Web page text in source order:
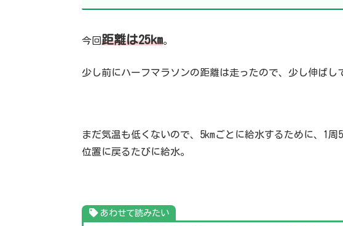
今回距離は25km。
少し前にハーフマラソンの距離は走ったので、少し伸ばし
まだ気温も低くないので、5kmごとに給水するために、1周
位置に戻るたびに給水。
あわせて読みたい